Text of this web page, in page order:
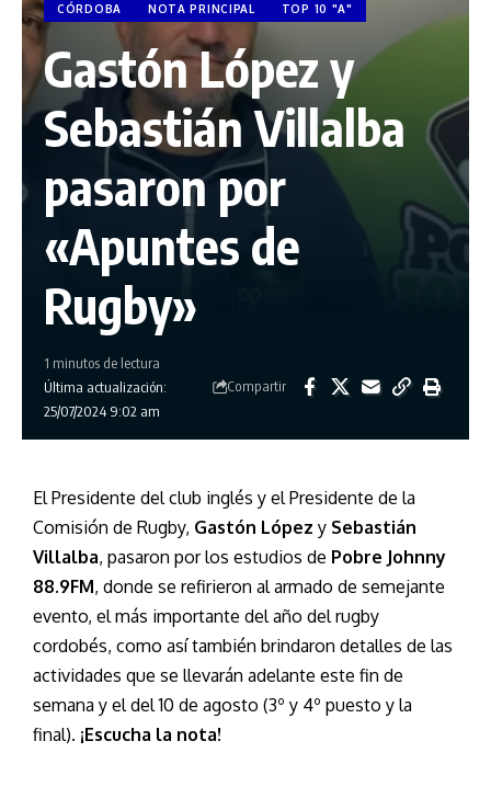
CÓRDOBA NOTA PRINCIPAL TOP 10 "A"
Gastón López y
Sebastián Villalba
pasaron por
«Apuntes de
Rugby»
Última actualización:
25/07/2024 9:02 am
1 minutos de lectura
Compartir
El Presidente del club inglés y el Presidente de la
Comisión de Rugby, Gastón López y Sebastián
Villalba, pasaron por los estudios de Pobre Johnny
88.9FM, donde se refirieron al armado de semejante
evento, el más importante del año del rugby
cordobés, como así también brindaron detalles de las
actividades que se llevarán adelante este fin de
semana y el del 10 de agosto (3º y 4º puesto y la
final). ¡Escucha la nota!